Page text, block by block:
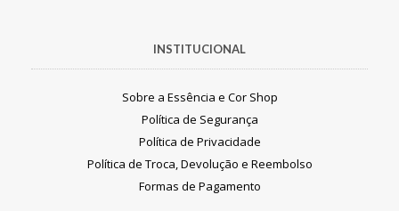
INSTITUCIONAL
Sobre a Essência e Cor Shop
Política de Segurança
Política de Privacidade
Política de Troca, Devolução e Reembolso
Formas de Pagamento